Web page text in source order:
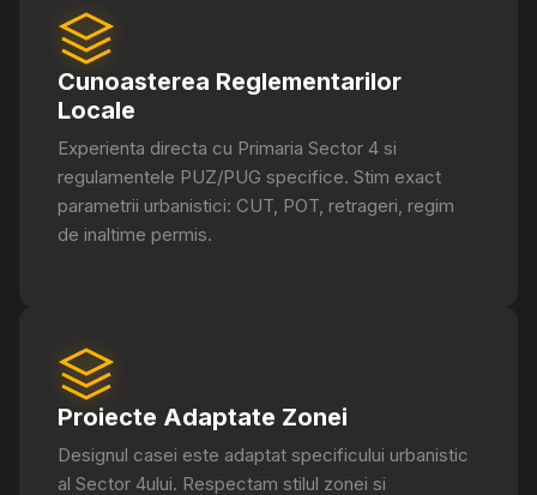
Cunoasterea Reglementarilor
Locale
Experienta directa cu Primaria Sector 4 si
regulamentele PUZ/PUG specifice. Stim exact
parametrii urbanistici: CUT, POT, retrageri, regim
de inaltime permis.
Proiecte Adaptate Zonei
Designul casei este adaptat specificului urbanistic
al Sector 4ului. Respectam stilul zonei si